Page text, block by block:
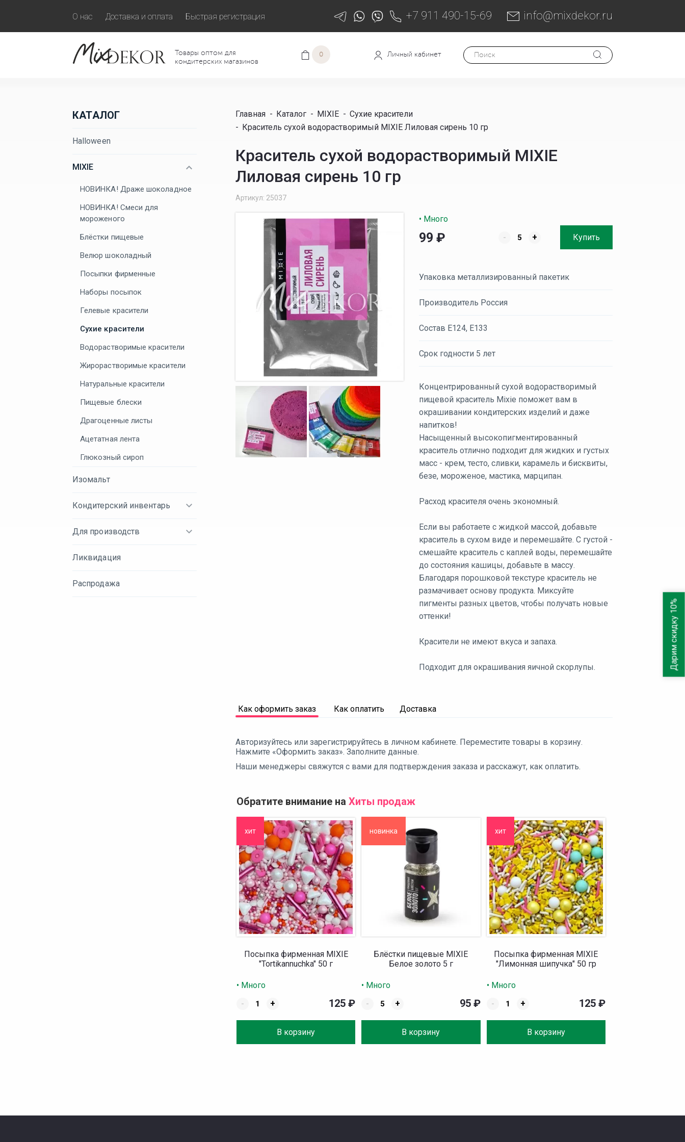
О нас Доставка и оплата Быстрая регистрация +7 911 490-15-69 info@mixdekor.ru
Товары оптом для
кондитерских магазинов
0 Личный кабинет
КАТАЛОГ
Halloween
MIXIE
НОВИНКА! Драже шоколадное
НОВИНКА! Смеси для
мороженого
Блёстки пищевые
Велюр шоколадный
Посыпки фирменные
Наборы посыпок
Гелевые красители
Сухие красители
Водорастворимые красители
Жирорастворимые красители
Натуральные красители
Пищевые блески
Драгоценные листы
Ацетатная лента
Глюкозный сироп
Изомальт
Кондитерский инвентарь
Для производств
Ликвидация
Распродажа
Главная - Каталог - MIXIE - Сухие красители
- Краситель сухой водорастворимый MIXIE Лиловая сирень 10 гр
Краситель сухой водорастворимый MIXIE
Лиловая сирень 10 гр
Артикул: 25037
• Много
99 ₽ - + Купить
Упаковка металлизированный пакетик
Производитель Россия
Состав Е124, Е133
Срок годности 5 лет
Концентрированный сухой водорастворимый
пищевой краситель Mixie поможет вам в
окрашивании кондитерских изделий и даже
напитков!
Насыщенный высокопигментированный
краситель отлично подходит для жидких и густых
масс - крем, тесто, сливки, карамель и бисквиты,
безе, мороженое, мастика, марципан.
Расход красителя очень экономный.
Если вы работаете с жидкой массой, добавьте
краситель в сухом виде и перемешайте. С густой -
смешайте краситель с каплей воды, перемешайте
до состояния кашицы, добавьте в массу.
Благодаря порошковой текстуре краситель не
размачивает основу продукта. Миксуйте
пигменты разных цветов, чтобы получать новые
оттенки!
Красители не имеют вкуса и запаха.
Подходит для окрашивания яичной скорлупы.
Как оформить заказ Как оплатить Доставка
Авторизуйтесь или зарегистрируйтесь в личном кабинете. Переместите товары в корзину.
Нажмите «Оформить заказ». Заполните данные.
Наши менеджеры свяжутся с вами для подтверждения заказа и расскажут, как оплатить.
Обратите внимание на Хиты продаж
хит
Посыпка фирменная MIXIE
"Tortikannuchka" 50 г
• Много
-
+
В корзину
125₽
новинка
Блёстки пищевые MIXIE
Белое золото 5 г
• Много
-
+
В корзину
95 ₽
хит
Посыпка фирменная MIXIE
"Лимонная шипучка" 50 гр
• Много
-
+
В корзину
125 ₽
Дарим скидку 10%